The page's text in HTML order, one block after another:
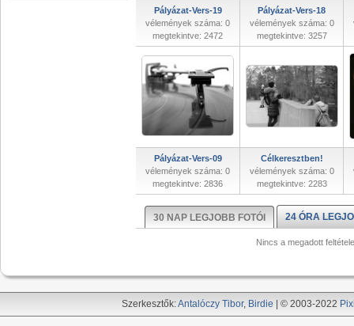
Pályázat-Vers-19
vélemények száma: 0
megtekintve: 2472
Pályázat-Vers-18
vélemények száma: 0
megtekintve: 3257
Pályázat-Vers-09
vélemények száma: 0
megtekintve: 2836
Célkeresztben!
vélemények száma: 0
megtekintve: 2283
30 NAP LEGJOBB FOTÓI 24 ÓRA
Nincs a megadott
Szerkesztők:Antalóczy Tibor, Birdie | © 2003-2022